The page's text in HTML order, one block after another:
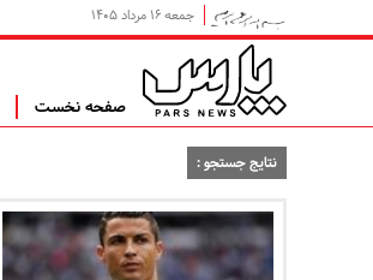
جمعه ۱۶ مرداد ۱۴۰۵
صفحه نخست
نتایج جستجو :